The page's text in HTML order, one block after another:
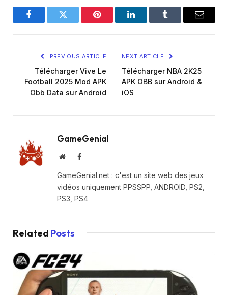
FacebookTwitter Pinterest LinkedInTumblr Email
PREVIOUS ARTICLE
Télécharger Vive Le
Football 2025 Mod APK
Obb Data sur Android
NEXT ARTICLE
Télécharger NBA 2K25
APK OBB sur Android &
iOS
GameGenial
WebsiteFacebook
GameGenial.net : c'est un site web des jeux
vidéos uniquement PPSSPP, ANDROID, PS2,
PS3, PS4
Related Posts